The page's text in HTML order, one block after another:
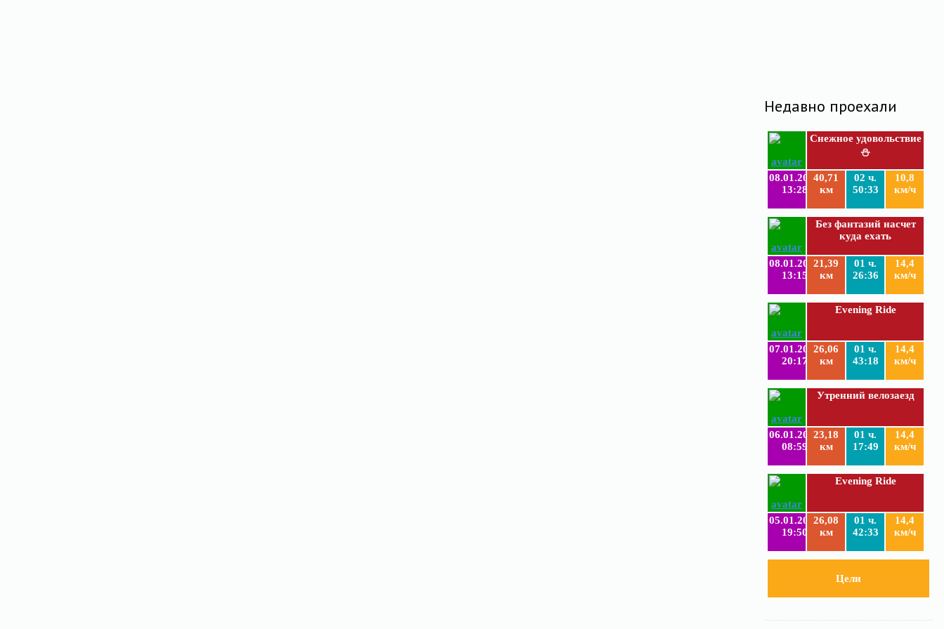
Недавно проехали
Снежное удовольствие
⛄
08.01.2019
13:28
40,71
км
02 ч.
50:33
10,8
км/ч
Без фантазий насчет
куда ехать
08.01.2019
13:15
21,39
км
01 ч.
26:36
14,4
км/ч
Evening Ride
07.01.2019
20:17
26,06
км
01 ч.
43:18
14,4
км/ч
Утренний велозаезд
06.01.2019
08:59
23,18
км
01 ч.
17:49
14,4
км/ч
Evening Ride
05.01.2019
19:50
26,08
км
01 ч.
42:33
14,4
км/ч
Цели